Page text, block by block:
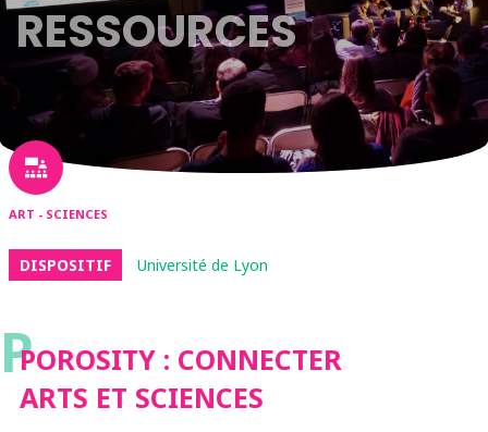
RESSOURCES
ART - SCIENCES
DISPOSITIF Université de Lyon
PPOROSITY : CONNECTER
ARTS ET SCIENCES